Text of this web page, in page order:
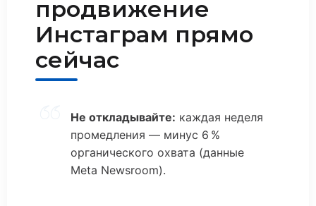
продвижение
Инстаграм прямо
сейчас
Не откладывайте: каждая неделя
промедления — минус 6 %
органического охвата (данные
Meta Newsroom).